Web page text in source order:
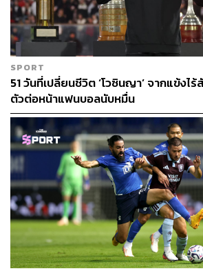
เพราะในความรู้สึกของอดีตผู้จัดการทีมช
ว่าไม่มีพลังเหลือพอจะกลับมารันงานแบบ
ว่าการที่ FIFA ปรับรูปแบบการแข่งขันใ
หน เป็น 4 ปีหนในรูปแบบเดียวกับฟุตบอล
จากทั่วโลกจำนวน 32 ทีม เป็นเรื่องที่ไม่
เลย
“ใครที่ชนะในรายการนี้จะเป็นแชมป์ที่เ
เพราะพวกเขาต้องลงแข่งขันตลอดช่วง
ต้องเตรียมลงแข่งในลีกต่อเลย
“มันมีคนที่ไม่เข้าใจการทำงานจริงๆ ใน
ความคิดแบบนี้ขึ้นมา”
SPORT
51 วันที่เปลี่ยนชีวิต ‘โวซินญา’ จากแข้งไ
ตัวต่อหน้าแฟนบอลนับหมื่น